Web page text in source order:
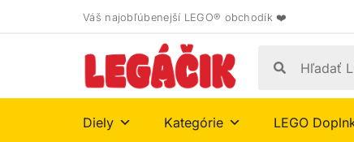
Váš najobľúbenejší LEGO® obchodík ❤️
Diely Kategórie LEGO